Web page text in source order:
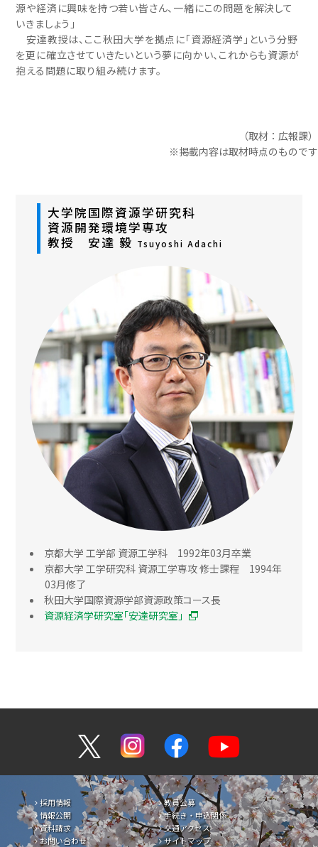
源や経済に興味を持つ若い皆さん、一緒にこの問題を解決して
いきましょう」
安達教授は、ここ秋田大学を拠点に「資源経済学」という分野
を更に確立させていきたいという夢に向かい、これからも資源が
抱える問題に取り組み続けます。
（取材：広報課）
※掲載内容は取材時点のものです
大学院国際資源学研究科
資源開発環境学専攻
教授 安達 毅 Tsuyoshi Adachi
京都大学 工学部 資源工学科 1992年03月卒業
京都大学 工学研究科 資源工学専攻 修士課程 1994年
03月修了
秋田大学国際資源学部資源政策コース長
資源経済学研究室「安達研究室」
採用情報
教員公募
情報公開
手続き・申込関係
資料請求
交通アクセス
お問い合わせ
サイトマップ